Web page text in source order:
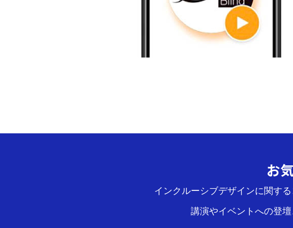
お
インクルーシブデザインに関す
講演やイベントへの登